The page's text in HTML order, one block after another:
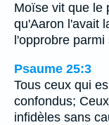
Moïse vit que le
qu'Aaron l'avait
l'opprobre
Psaume 25:3
Tous ceux qui
confondus;
infidèles sans